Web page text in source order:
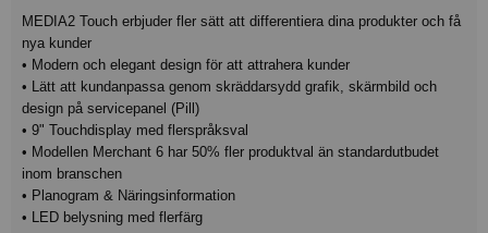
MEDIA2 Touch erbjuder fler sätt att differentiera dina produkter och få
nya kunder
• Modern och elegant design för att attrahera kunder
• Lätt att kundanpassa genom skräddarsydd grafik, skärmbild och
design på servicepanel (Pill)
• 9" Touchdisplay med flerspråksval
• Modellen Merchant 6 har 50% fler produktval än standardutbudet
inom branschen
• Planogram & Näringsinformation
• LED belysning med flerfärg